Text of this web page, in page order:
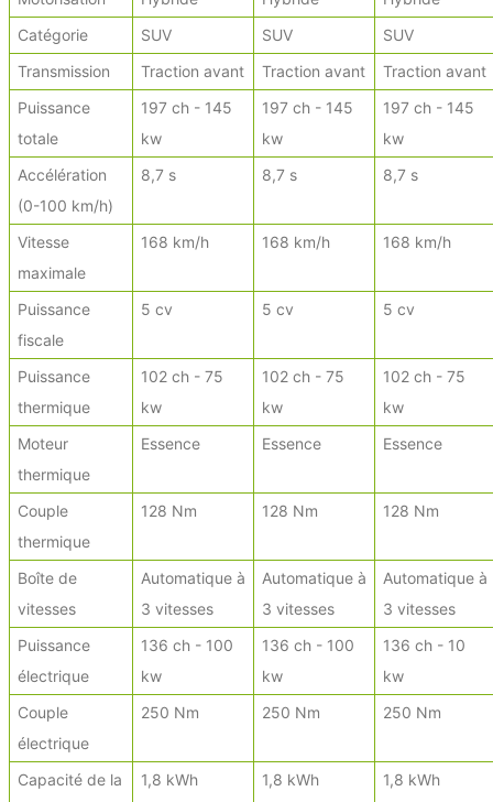
Catégorie
SUV SUV
SUV
Transmission
Traction avant Traction avant
Traction avant
Puissance
totale
197 ch - 145
kw
197 ch - 145
kw
197 ch - 145
kw
Accélération
(0-100 km/h)
8,7 s 8,7 s 8,7 s
Vitesse
maximale
168 km/h 168 km/h 168 km/h
Puissance
fiscale
5 cv 5 cv 5 cv
Puissance
thermique
102 ch - 75
kw
102 ch - 75
kw
102 ch - 75
kw
Moteur
thermique
Essence Essence Essence
Couple
thermique
128 Nm 128 Nm 128 Nm
Boîte de
vitesses
Automatique à
3 vitesses
Automatique à
3 vitesses
Automatique à
3 vitesses
Puissance
électrique
136 ch - 100
kw
136 ch - 100
kw
136 ch - 10
kw
Couple
électrique
250 Nm 250 Nm 250 Nm
Capacité de la
1,8 kWh 1,8 kWh 1,8 kWh